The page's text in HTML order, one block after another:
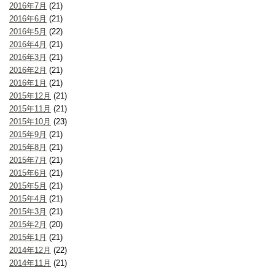
2016年7月 (21)
2016年6月 (21)
2016年5月 (22)
2016年4月 (21)
2016年3月 (21)
2016年2月 (21)
2016年1月 (21)
2015年12月 (21)
2015年11月 (21)
2015年10月 (23)
2015年9月 (21)
2015年8月 (21)
2015年7月 (21)
2015年6月 (21)
2015年5月 (21)
2015年4月 (21)
2015年3月 (21)
2015年2月 (20)
2015年1月 (21)
2014年12月 (22)
2014年11月 (21)